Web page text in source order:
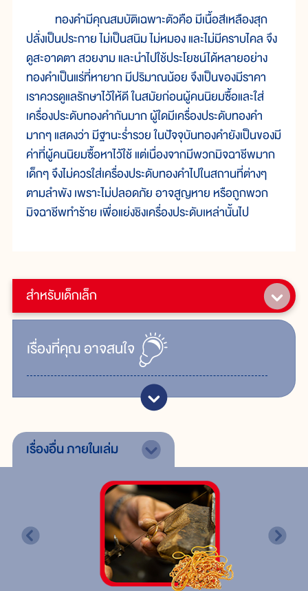
สำหรับเด็กเล็ก
เรื่ิองที่คุณอาจสนใจ
ทองคำมีคุณสมบัติเฉพาะตัวคือ มีเนื้อสีเหลืองสุก
ปลั่งเป็นประกาย ไม่เป็นสนิม ไม่หมอง และไม่มีคราบไคล จึง
ดูสะอาดตา สวยงาม และนำไปใช้ประโยชน์ได้หลายอย่าง
ทองคำเป็นแร่ที่หายาก มีปริมาณน้อย จึงเป็นของมีราคา
เราควรดูแลรักษาไว้ให้ดี ในสมัยก่อนผู้คนนิยมซื้อและใส่
เครื่องประดับทองคำกันมาก ผู้ใดมีเครื่องประดับทองคำ
มากๆ แสดงว่า มีฐานะร่ำรวย ในปัจจุบันทองคำยังเป็นของมี
ค่าที่ผู้คนนิยมซื้อหาไว้ใช้ แต่เนื่องจากมีพวกมิจฉาชีพมาก
เด็กๆ จึงไม่ควรใส่เครื่องประดับทองคำไปในสถานที่ต่างๆ
ตามลำพัง เพราะไม่ปลอดภัย อาจสูญหาย หรือถูกพวก
มิจฉาชีพทำร้าย เพื่อแย่งชิงเครื่องประดับเหล่านั้นไป
เรื่องอื่นภายในเล่ม